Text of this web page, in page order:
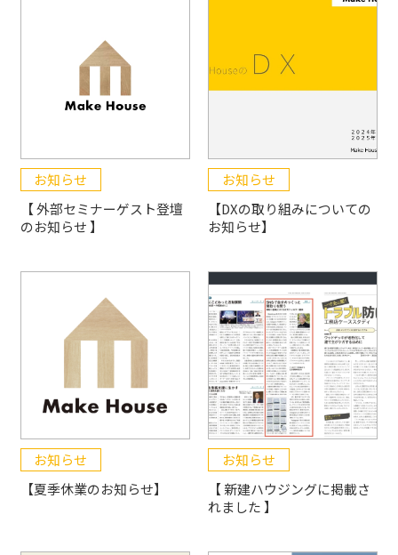
お知らせ
【 外部セミナーゲスト登壇
のお知らせ 】
お知らせ
【DXの取り組みについての
お知らせ】
お知らせ
【夏季休業のお知らせ】
お知らせ
【 新建ハウジングに掲載さ
れました 】